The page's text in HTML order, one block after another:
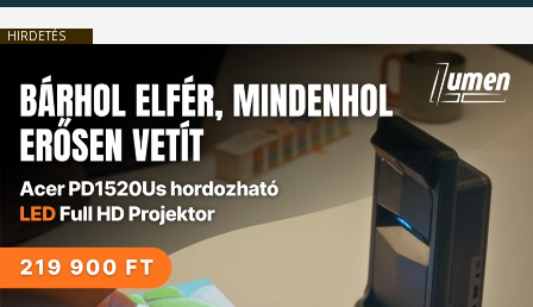
HIRDETÉS